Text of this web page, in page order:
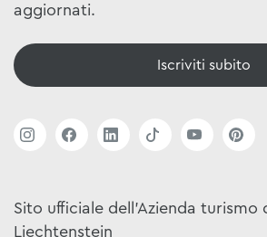
aggiornati.
Iscriviti subito
Sito ufficiale dell'Azienda turismo
Liechtenstein